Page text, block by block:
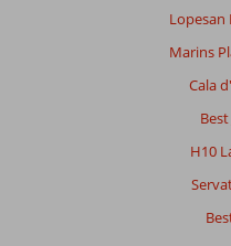
Lopesan
Marins
Cala
H10